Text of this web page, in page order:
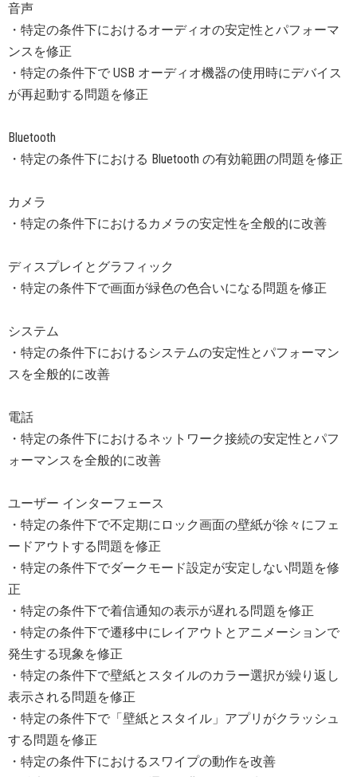
音声
・特定の条件下におけるオーディオの安定性とパフォーマ
ンスを修正
・特定の条件下で USB オーディオ機器の使用時にデバイス
が再起動する問題を修正
Bluetooth
・特定の条件下における Bluetooth の有効範囲の問題を修正
カメラ
・特定の条件下におけるカメラの安定性を全般的に改善
ディスプレイとグラフィック
・特定の条件下で画面が緑色の色合いになる問題を修正
システム
・特定の条件下におけるシステムの安定性とパフォーマン
スを全般的に改善
電話
・特定の条件下におけるネットワーク接続の安定性とパフ
ォーマンスを全般的に改善
ユーザー インターフェース
・特定の条件下で不定期にロック画面の壁紙が徐々にフェ
ードアウトする問題を修正
・特定の条件下でダークモード設定が安定しない問題を修
正
・特定の条件下で着信通知の表示が遅れる問題を修正
・特定の条件下で遷移中にレイアウトとアニメーションで
発生する現象を修正
・特定の条件下で壁紙とスタイルのカラー選択が繰り返し
表示される問題を修正
・特定の条件下で「壁紙とスタイル」アプリがクラッシュ
する問題を修正
・特定の条件下におけるスワイプの動作を改善